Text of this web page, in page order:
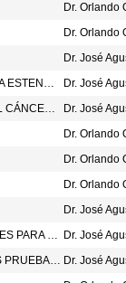
Dr. José
MANEJO MÉDICO Y REVASCULARIZACIÓN PARA LA ESTENOSIS CAROTÍDEA ASINTOMÁTICA. N ENG J MED 2026;394:219-31.
Dr. José
EL CRIBADO PARA LA DETECCIÓN TEMPRANA DEL CÁNCER DE LA MAMA
Dr. José
Dr. José
UN ESTUDIO PRAGMÁTICO DE GLUCOCORTICOIDES PARA LA NEUMONÍA ADQUIRIDA EN LA COMUNIDAD. N ENG J MED 2025;393:2187-97.
Dr. José
LOS BENEFICIOS Y LOS INCONVENIENTES DE LAS PRUEBAS DE CRIBADO PARA LA DETECCIÓN TEMPRANA DEL CÁNCER Dr. José